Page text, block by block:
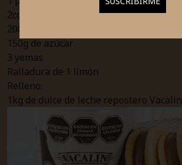
2cditas de polvo de hornear
200g de manteca Vacalin
150g de azúcar
3 yemas
Ralladura de 1 limón
Relleno:
1kg de dulce de leche repostero Vacalin